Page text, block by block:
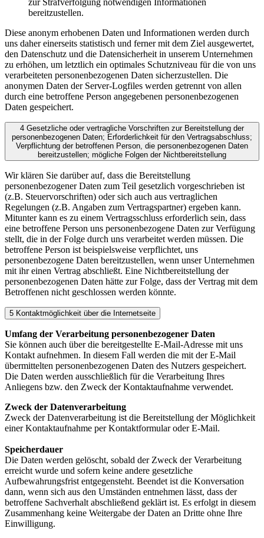
bereitzustellen.
Diese anonym erhobenen Daten und Informationen werden durch
uns daher einerseits statistisch und ferner mit dem Ziel ausgewertet,
den Datenschutz und die Datensicherheit in unserem Unternehmen
zu erhöhen, um letztlich ein optimales Schutzniveau für die von uns
verarbeiteten personenbezogenen Daten sicherzustellen. Die
anonymen Daten der Server-Logfiles werden getrennt von allen
durch eine betroffene Person angegebenen personenbezogenen
Daten gespeichert.
4 Gesetzliche oder vertragliche Vorschriften zur Bereitstellung der
personenbezogenen Daten; Erforderlichkeit für den Vertragsabschluss;
Verpflichtung der betroffenen Person, die personenbezogenen Daten
bereitzustellen; mögliche Folgen der Nichtbereitstellung
Wir klären Sie darüber auf, dass die Bereitstellung
personenbezogener Daten zum Teil gesetzlich vorgeschrieben ist
(z.B. Steuervorschriften) oder sich auch aus vertraglichen
Regelungen (z.B. Angaben zum Vertragspartner) ergeben kann.
Mitunter kann es zu einem Vertragsschluss erforderlich sein, dass
eine betroffene Person uns personenbezogene Daten zur Verfügung
stellt, die in der Folge durch uns verarbeitet werden müssen. Die
betroffene Person ist beispielsweise verpflichtet, uns
personenbezogene Daten bereitzustellen, wenn unser Unternehmen
mit ihr einen Vertrag abschließt. Eine Nichtbereitstellung der
personenbezogenen Daten hätte zur Folge, dass der Vertrag mit dem
Betroffenen nicht geschlossen werden könnte.
5 Kontaktmöglichkeit über die Internetseite
Umfang der Verarbeitung personenbezogener Daten
Sie können auch über die bereitgestellte E-Mail-Adresse mit uns
Kontakt aufnehmen. In diesem Fall werden die mit der E-Mail
übermittelten personenbezogenen Daten des Nutzers gespeichert.
Die Daten werden ausschließlich für die Verarbeitung Ihres
Anliegens bzw. den Zweck der Kontaktaufnahme verwendet.
Zweck der Datenverarbeitung
Zweck der Datenverarbeitung ist die Bereitstellung der Möglichkeit
einer Kontaktaufnahme per Kontaktformular oder E-Mail.
Speicherdauer
Die Daten werden gelöscht, sobald der Zweck der Verarbeitung
erreicht wurde und sofern keine andere gesetzliche
Aufbewahrungsfrist entgegensteht. Beendet ist die Konversation
dann, wenn sich aus den Umständen entnehmen lässt, dass der
betroffene Sachverhalt abschließend geklärt ist. Es erfolgt in diesem
Zusammenhang keine Weitergabe der Daten an Dritte ohne Ihre
Einwilligung.